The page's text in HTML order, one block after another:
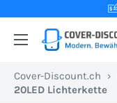
Inhalt
Cover-
Ihr
Onlineshop
Cover-Discount.ch ›
20LED Lichterkette